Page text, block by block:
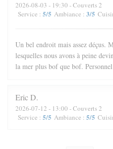
2026-08-03 - 19:30 - Couverts 2
Service : 5/5 Ambiance : 3/5
Un bel endroit mais assez déçus.
lesquelles nous avons à peine
la mer plus bof que bof.
EricD
2026-07-12 - 13:00 - Couverts 2
Service : 5/5 Ambiance : 5/5